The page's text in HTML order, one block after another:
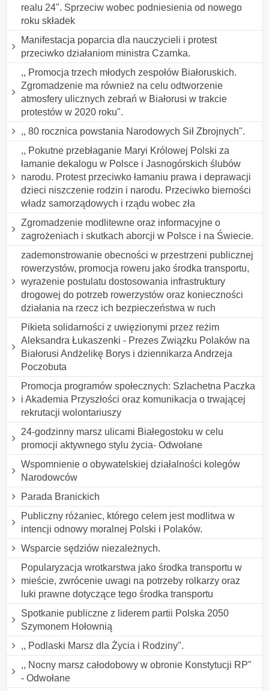
realu 24". Sprzeciw wobec podniesienia od nowego
roku składek
Manifestacja poparcia dla nauczycieli i protest
przeciwko działaniom ministra Czarnka.
,, Promocja trzech młodych zespołów Białoruskich.
Zgromadzenie ma również na celu odtworzenie
atmosfery ulicznych zebrań w Białorusi w trakcie
protestów w 2020 roku".
,, 80 rocznica powstania Narodowych Sił Zbrojnych".
,, Pokutne przebłaganie Maryi Królowej Polski za
łamanie dekalogu w Polsce i Jasnogórskich ślubów
narodu. Protest przeciwko łamaniu prawa i deprawacji
dzieci niszczenie rodzin i narodu. Przeciwko bierności
władz samorządowych i rządu wobec zła
Zgromadzenie modlitewne oraz informacyjne o
zagrożeniach i skutkach aborcji w Polsce i na Świecie.
zademonstrowanie obecności w przestrzeni publicznej
rowerzystów, promocja roweru jako środka transportu,
wyrażenie postulatu dostosowania infrastruktury
drogowej do potrzeb rowerzystów oraz konieczności
działania na rzecz ich bezpieczeństwa w ruch
Pikieta solidarności z uwięzionymi przez reżim
Aleksandra Łukaszenki - Prezes Związku Polaków na
Białorusi Andżelikę Borys i dziennikarza Andrzeja
Poczobuta
Promocja programów społecznych: Szlachetna Paczka
i Akademia Przyszłości oraz komunikacja o trwającej
rekrutacji wolontariuszy
24-godzinny marsz ulicami Białegostoku w celu
promocji aktywnego stylu życia- Odwołane
Wspomnienie o obywatelskiej działalności kolegów
Narodowców
Parada Branickich
Publiczny różaniec, którego celem jest modlitwa w
intencji odnowy moralnej Polski i Polaków.
Wsparcie sędziów niezależnych.
Popularyzacja wrotkarstwa jako środka transportu w
mieście, zwrócenie uwagi na potrzeby rolkarzy oraz
luki prawne dotyczące tego środka transportu
Spotkanie publiczne z liderem partii Polska 2050
Szymonem Hołownią
,, Podlaski Marsz dla Życia i Rodziny".
,, Nocny marsz całodobowy w obronie Konstytucji RP"
- Odwołane